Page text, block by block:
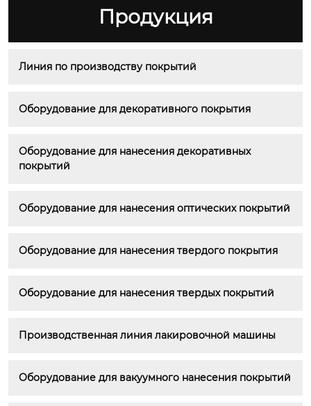
Продукция
Линия по производству покрытий
Оборудование для декоративного покрытия
Оборудование для нанесения декоративных
покрытий
Оборудование для нанесения оптических покрытий
Оборудование для нанесения твердого покрытия
Оборудование для нанесения твердых покрытий
Производственная линия лакировочной машины
Оборудование для вакуумного нанесения покрытий